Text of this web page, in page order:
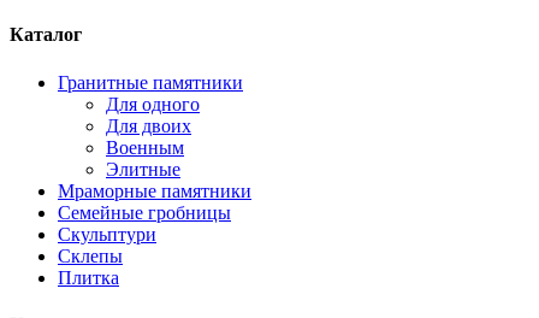
Каталог
Гранитные памятники
Для одного
Для двоих
Военным
Элитные
Мраморные памятники
Семейные гробницы
Скульптури
Склепы
Плитка